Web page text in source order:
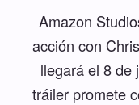
Amazon
acción con
llegará el 8 de
tráiler promete